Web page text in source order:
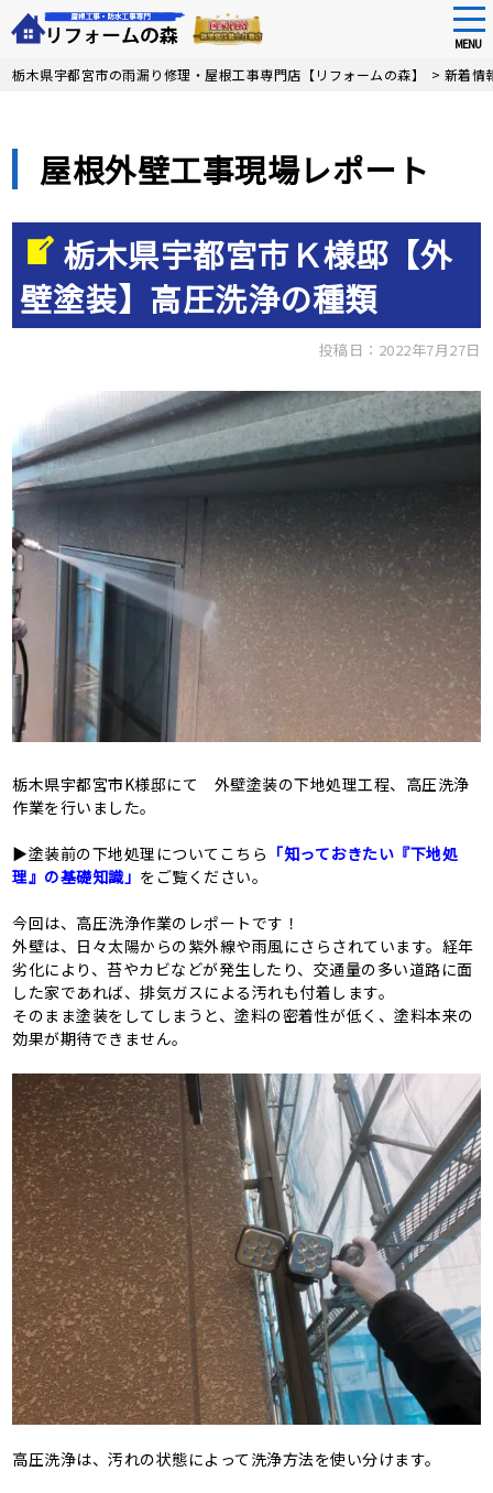
Skip
MENU
栃木県宇都宮市の雨漏り修理・屋根工事専門店【リフォームの森】 > 新着情
屋根外壁工事現場レポート
栃木県宇都宮市Ｋ様邸【外
壁塗装】高圧洗浄の種類
投稿日：2022年7月27日
栃木県宇都宮市K様邸にて 外壁塗装の下地処理工程、高圧洗浄
作業を行いました。
▶塗装前の下地処理についてこちら 「知っておきたい『下地処
理』の基礎知識」 をご覧ください。
今回は、高圧洗浄作業のレポートです！
外壁は、日々太陽からの紫外線や雨風にさらされています。経年
劣化により、苔やカビなどが発生したり、交通量の多い道路に面
した家であれば、排気ガスによる汚れも付着します。
そのまま塗装をしてしまうと、塗料の密着性が低く、塗料本来の
効果が期待できません。
高圧洗浄は、汚れの状態によって洗浄方法を使い分けます。